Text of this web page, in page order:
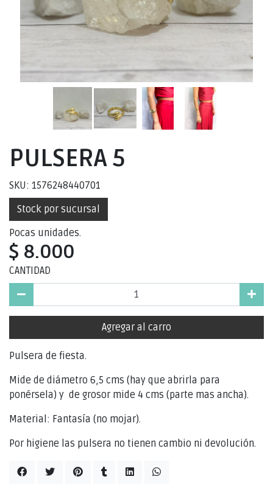
PULSERA 5
SKU: 1576248440701
Stock por sucursal
Pocas unidades.
$ 8.000
CANTIDAD
Agregar al carro
Pulsera de fiesta.
Mide de diámetro 6,5 cms (hay que abrirla para
ponérsela) y de grosor mide 4 cms (parte mas ancha).
Material: Fantasía (no mojar).
Por higiene las pulsera no tienen cambio ni devolución.